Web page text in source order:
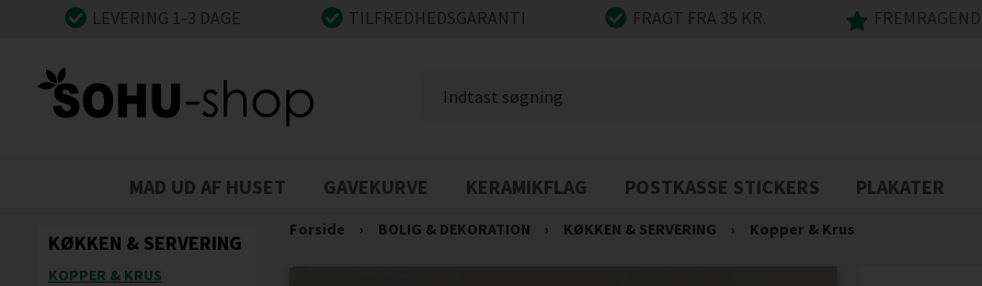
LEVERING 1-3 DAGE TILFREDHEDSGARANTI FRAGT FRA 35 KR.
MAD UD AF HUSET GAVEKURVE KERAMIKFLAG POSTKASSE STICKERS PLAKATER
KØKKEN & SERVERING
KOPPER & KRUS
Forside › BOLIG & DEKORATION › KØKKEN & SERVERING › Kopper & Krus